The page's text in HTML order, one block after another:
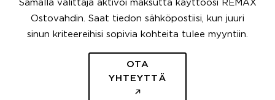
Samalla välittäjä aktivoi maksutta käyttöösi REMAX
Ostovahdin. Saat tiedon sähköpostiisi, kun juuri
sinun kriteereihisi sopivia kohteita tulee myyntiin.
OTA
YHTEYTTÄ